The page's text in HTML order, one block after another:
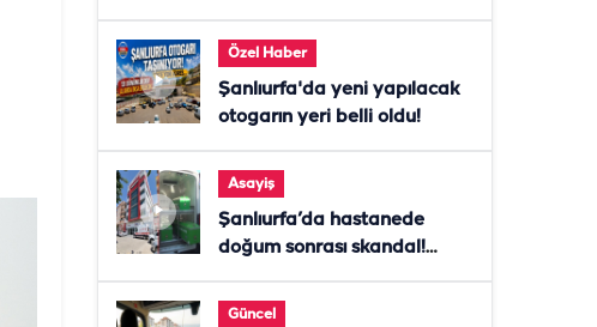
Özel Haber
Şanlıurfa'da yeni yapılacak
otogarın yeri belli oldu!
Asayiş
Şanlıurfa’da hastanede
doğum sonrası skandal!
Güncel